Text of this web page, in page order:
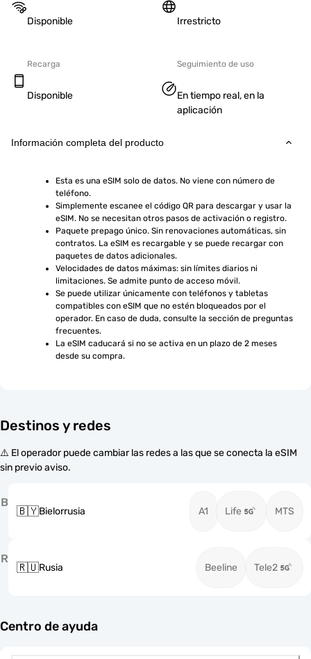
Disponible Irrestricto
Recarga
Disponible
Seguimiento de uso
En tiempo real, en la
aplicación
Información completa del producto
Esta es una eSIM solo de datos. No viene con número de
teléfono.
Simplemente escanee el código QR para descargar y usar la
eSIM. No se necesitan otros pasos de activación o registro.
Paquete prepago único. Sin renovaciones automáticas, sin
contratos. La eSIM es recargable y se puede recargar con
paquetes de datos adicionales.
Velocidades de datos máximas: sin límites diarios ni
limitaciones. Se admite punto de acceso móvil.
Se puede utilizar únicamente con teléfonos y tabletas
compatibles con eSIM que no estén bloqueados por el
operador. En caso de duda, consulte la sección de preguntas
frecuentes.
La eSIM caducará si no se activa en un plazo de 2 meses
desde su compra.
Destinos y redes
⚠️ El operador puede cambiar las redes a las que se conecta la eSIM
sin previo aviso.
B
🇧🇾Bielorrusia A1 Life MTS
R
🇷🇺Rusia Beeline Tele2
Centro de ayuda